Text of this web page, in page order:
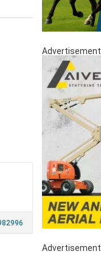
Advertisement
Advertisement